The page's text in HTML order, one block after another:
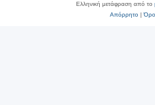
Ελληνική μετάφραση από το
Απόρρητο|